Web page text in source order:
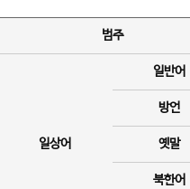
범주
일상어
일반어
방언
옛말
북한어